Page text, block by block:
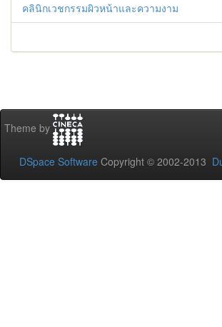
คลินิกเวชกรรมผิวหน้าและความงาม
Theme by
DSpace Software Copyright © 2002-2013